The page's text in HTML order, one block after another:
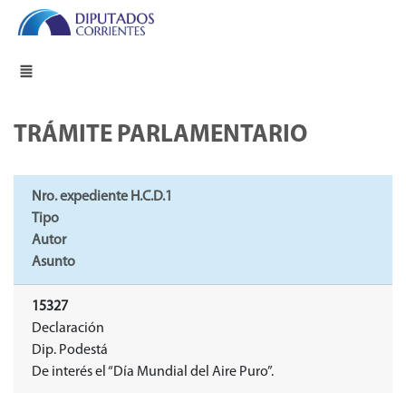
TRÁMITE PARLAMENTARIO
Nro. expediente H.C.D.1
Tipo
Autor
Asunto
15327
Declaración
Dip. Podestá
De interés el “Día Mundial del Aire Puro”.